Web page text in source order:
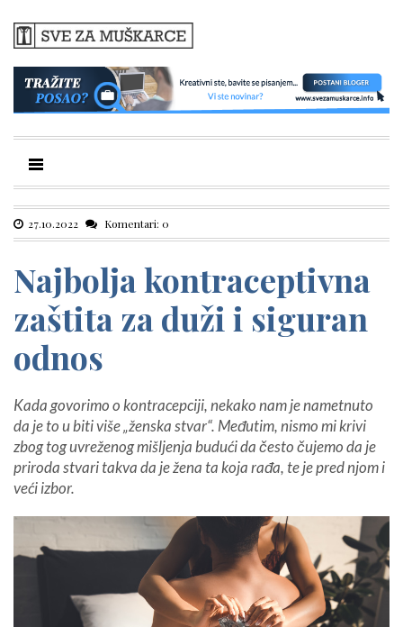
27.10.2022 Komentari: 0
Najbolja kontraceptivna
zaštita za duži i siguran
odnos
Kada govorimo o kontracepciji, nekako nam je nametnuto
da je to u biti više „ženska stvar“. Međutim, nismo mi krivi
zbog tog uvreženog mišljenja budući da često čujemo da je
priroda stvari takva da je žena ta koja rađa, te je pred njom i
veći izbor.